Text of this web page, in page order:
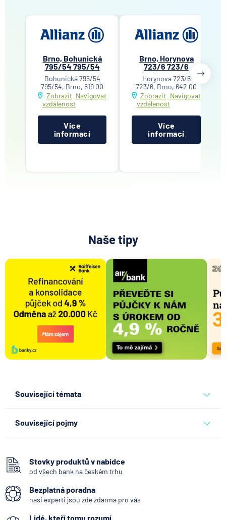
Brno, Bohunická
795/54 795/54
Bohunická 795/54
795/54, Brno, 619 00
Zobrazit
vzdálenost
Navigovat
Více
informací
Brno, Horynova
723/6 723/6
Horynova 723/6
723/6, Brno, 642 00
Zobrazit
vzdálenost
Navigovat
Více
informací
Naše tipy
Související témata
Související pojmy
Stovky produktů v nabídce
od všech bank na českém trhu
Bezplatná poradna
naši experti jsou zde zdarma pro vás
Lidé, kteří tomu rozumí